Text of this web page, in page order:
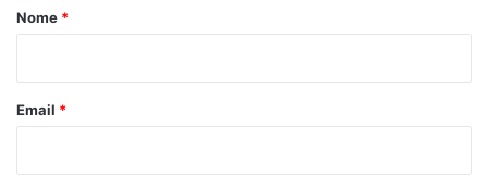
o
Nome *
Email *